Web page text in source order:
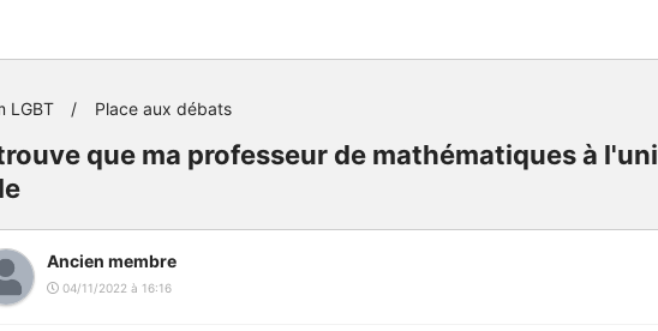
LGBT Place aux débats
que ma professeur de mathématiques à
Ancien membre
04/11/2022 à 16:16